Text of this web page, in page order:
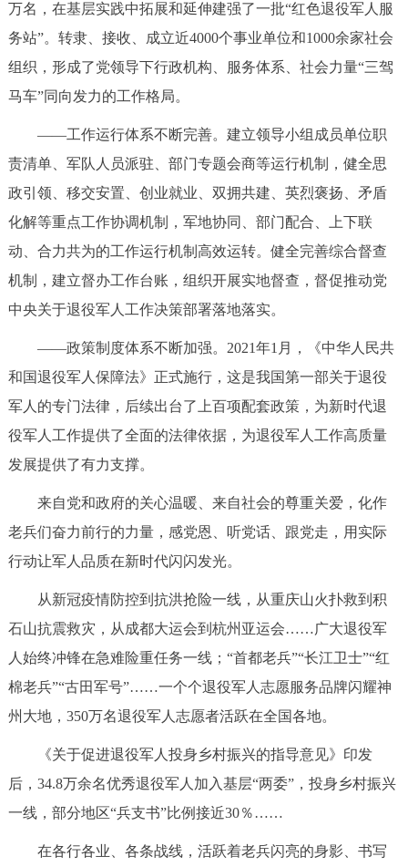
万名，在基层实践中拓展和延伸建强了一批“红色退役军人服
务站”。转隶、接收、成立近4000个事业单位和1000余家社会
组织，形成了党领导下行政机构、服务体系、社会力量“三驾
马车”同向发力的工作格局。
——工作运行体系不断完善。建立领导小组成员单位职
责清单、军队人员派驻、部门专题会商等运行机制，健全思
政引领、移交安置、创业就业、双拥共建、英烈褒扬、矛盾
化解等重点工作协调机制，军地协同、部门配合、上下联
动、合力共为的工作运行机制高效运转。健全完善综合督查
机制，建立督办工作台账，组织开展实地督查，督促推动党
中央关于退役军人工作决策部署落地落实。
——政策制度体系不断加强。2021年1月，《中华人民共
和国退役军人保障法》正式施行，这是我国第一部关于退役
军人的专门法律，后续出台了上百项配套政策，为新时代退
役军人工作提供了全面的法律依据，为退役军人工作高质量
发展提供了有力支撑。
来自党和政府的关心温暖、来自社会的尊重关爱，化作
老兵们奋力前行的力量，感党恩、听党话、跟党走，用实际
行动让军人品质在新时代闪闪发光。
从新冠疫情防控到抗洪抢险一线，从重庆山火扑救到积
石山抗震救灾，从成都大运会到杭州亚运会……广大退役军
人始终冲锋在急难险重任务一线；“首都老兵”“长江卫士”“红
棉老兵”“古田军号”……一个个退役军人志愿服务品牌闪耀神
州大地，350万名退役军人志愿者活跃在全国各地。
《关于促进退役军人投身乡村振兴的指导意见》印发
后，34.8万余名优秀退役军人加入基层“两委”，投身乡村振兴
一线，部分地区“兵支书”比例接近30％……
在各行各业、各条战线，活跃着老兵闪亮的身影、书写